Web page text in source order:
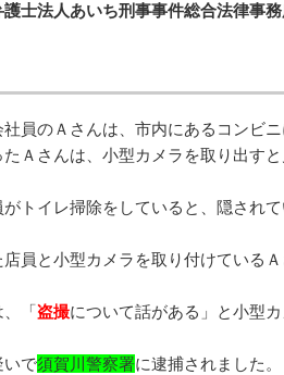
士法人あいち刑事事件総合法律事務
員のＡさんは、市内にあるコンビニ
Ａさんは、小型カメラを取り出す
トイレ掃除をしていると、隠され
員と小型カメラを取り付けている
、「盗撮について話がある」と小型
いで須賀川警察署に逮捕されました。